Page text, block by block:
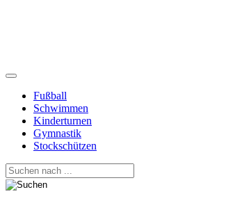
Fußball
Schwimmen
Kinderturnen
Gymnastik
Stockschützen